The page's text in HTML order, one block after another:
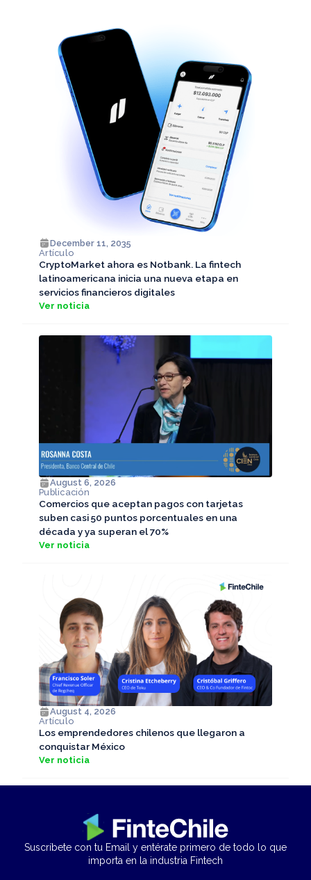
December 11, 2035
Artículo
CryptoMarket ahora es Notbank. La fintech
latinoamericana inicia una nueva etapa en
servicios financieros digitales
Ver noticia
August 6, 2026
Publicación
Comercios que aceptan pagos con tarjetas
suben casi 50 puntos porcentuales en una
década y ya superan el 70%
Ver noticia
August 4, 2026
Artículo
Los emprendedores chilenos que llegaron a
conquistar México
Ver noticia
Suscríbete con tu Email y entérate primero de todo lo que
importa en la industria Fintech